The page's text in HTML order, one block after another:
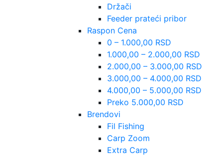
Držači
Feeder prateći pribor
Raspon Cena
0 – 1.000,00 RSD
1.000,00 – 2.000,00 RSD
2.000,00 – 3.000,00 RSD
3.000,00 – 4.000,00 RSD
4.000,00 – 5.000,00 RSD
Preko 5.000,00 RSD
Brendovi
Fil Fishing
Carp Zoom
Extra Carp